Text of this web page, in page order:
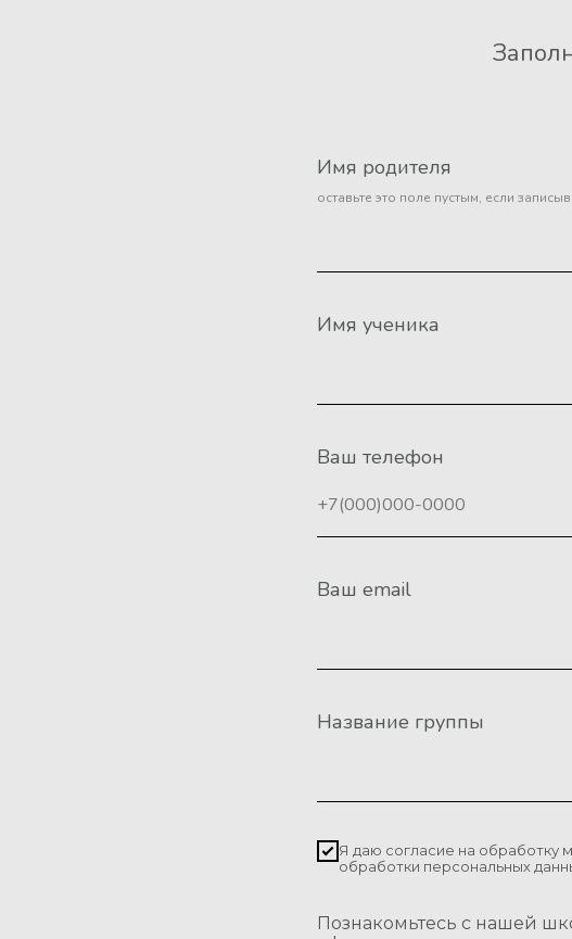
Имя родителя
оставьте это поле пустым, если
Имя ученика
Ваш телефон
Ваш email
Название группы
Я даю согласие на обработку
обработки персональных
Познакомьтесь с нашей